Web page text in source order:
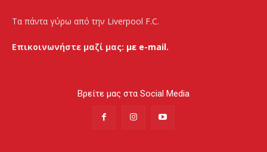
Τα πάντα γύρω από την Liverpool F.C.
Επικοινωνήστε μαζί μας: με e-mail.
Βρείτε μας στα Social Media